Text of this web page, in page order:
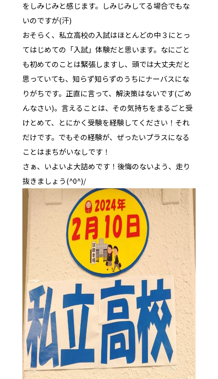
をしみじみと感じます。しみじみしてる場合でもな
いのですが(汗)
おそらく、私立高校の入試はほとんどの中３にとっ
てはじめての「入試」体験だと思います。なにごと
も初めてのことは緊張しますし、頭では大丈夫だと
思っていても、知らず知らずのうちにナーバスにな
りがちです。正直に言って、解決策はないです(ごめ
んなさい)。言えることは、その気持ちをまるごと受
けとめて、とにかく受験を経験してください！それ
だけです。でもその経験が、ぜったいプラスになる
ことはまちがいなしです！
さぁ、いよいよ大詰めです！後悔のないよう、走り
抜きましょう(^0^)/